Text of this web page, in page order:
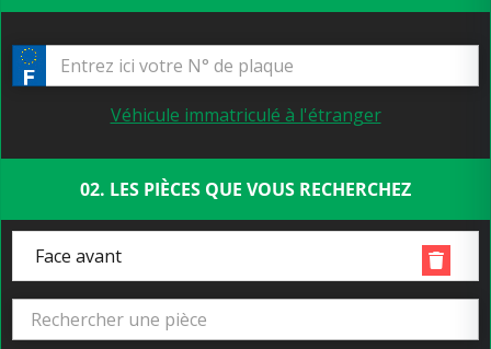
Véhicule immatriculé à l'étranger
02. LES PIÈCES QUE VOUS RECHERCHEZ
Face avant